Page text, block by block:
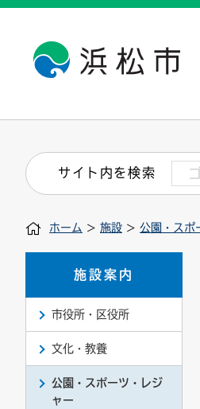
戸籍・住民の手続き
住まい・建築
税金
道路・交通・河川
印鑑登録証明書
道路台帳
連絡ごみ
子育て・青少年・若者
看護専門学校
小学校一覧
健康・医療
介護保険
文化・芸術
浜松・浜名湖だいすき
産業振興
発注情報(入札・契約)
募集
市の概要
外郭団体
職員採用
行政区
会議
附属機関
ユニバーサルデザイン
サイト内を検索
ホーム > 施設 > 公園・スポ
施設案内
市役所・区役所
文化・教養
公園・スポーツ・レジ
ャー